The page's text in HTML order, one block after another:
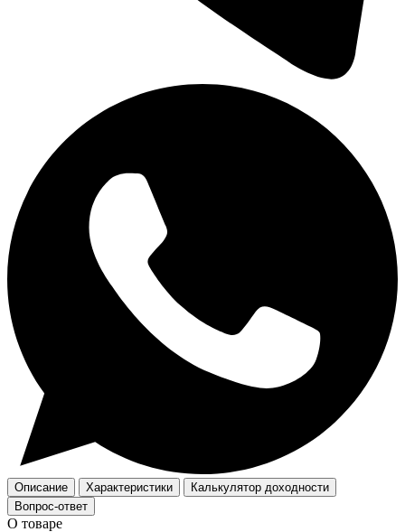
Описание Характеристики
Калькулятор доходности
Вопрос-ответ
О товаре